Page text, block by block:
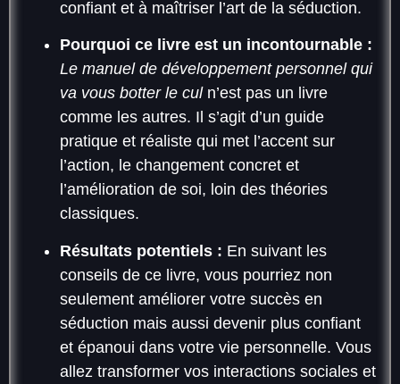
confiant et à maîtriser l’art de la séduction.
Pourquoi ce livre est un incontournable :
Le manuel de développement personnel qui
va vous botter le culn’est pas un livre
comme les autres. Il s’agit d’un guide
pratique et réaliste qui met l’accent sur
l’action, le changement concret et
l’amélioration de soi, loin des théories
classiques.
Résultats potentiels : En suivant les
conseils de ce livre, vous pourriez non
seulement améliorer votre succès en
séduction mais aussi devenir plus confiant
et épanoui dans votre vie personnelle. Vous
allez transformer vos interactions sociales et